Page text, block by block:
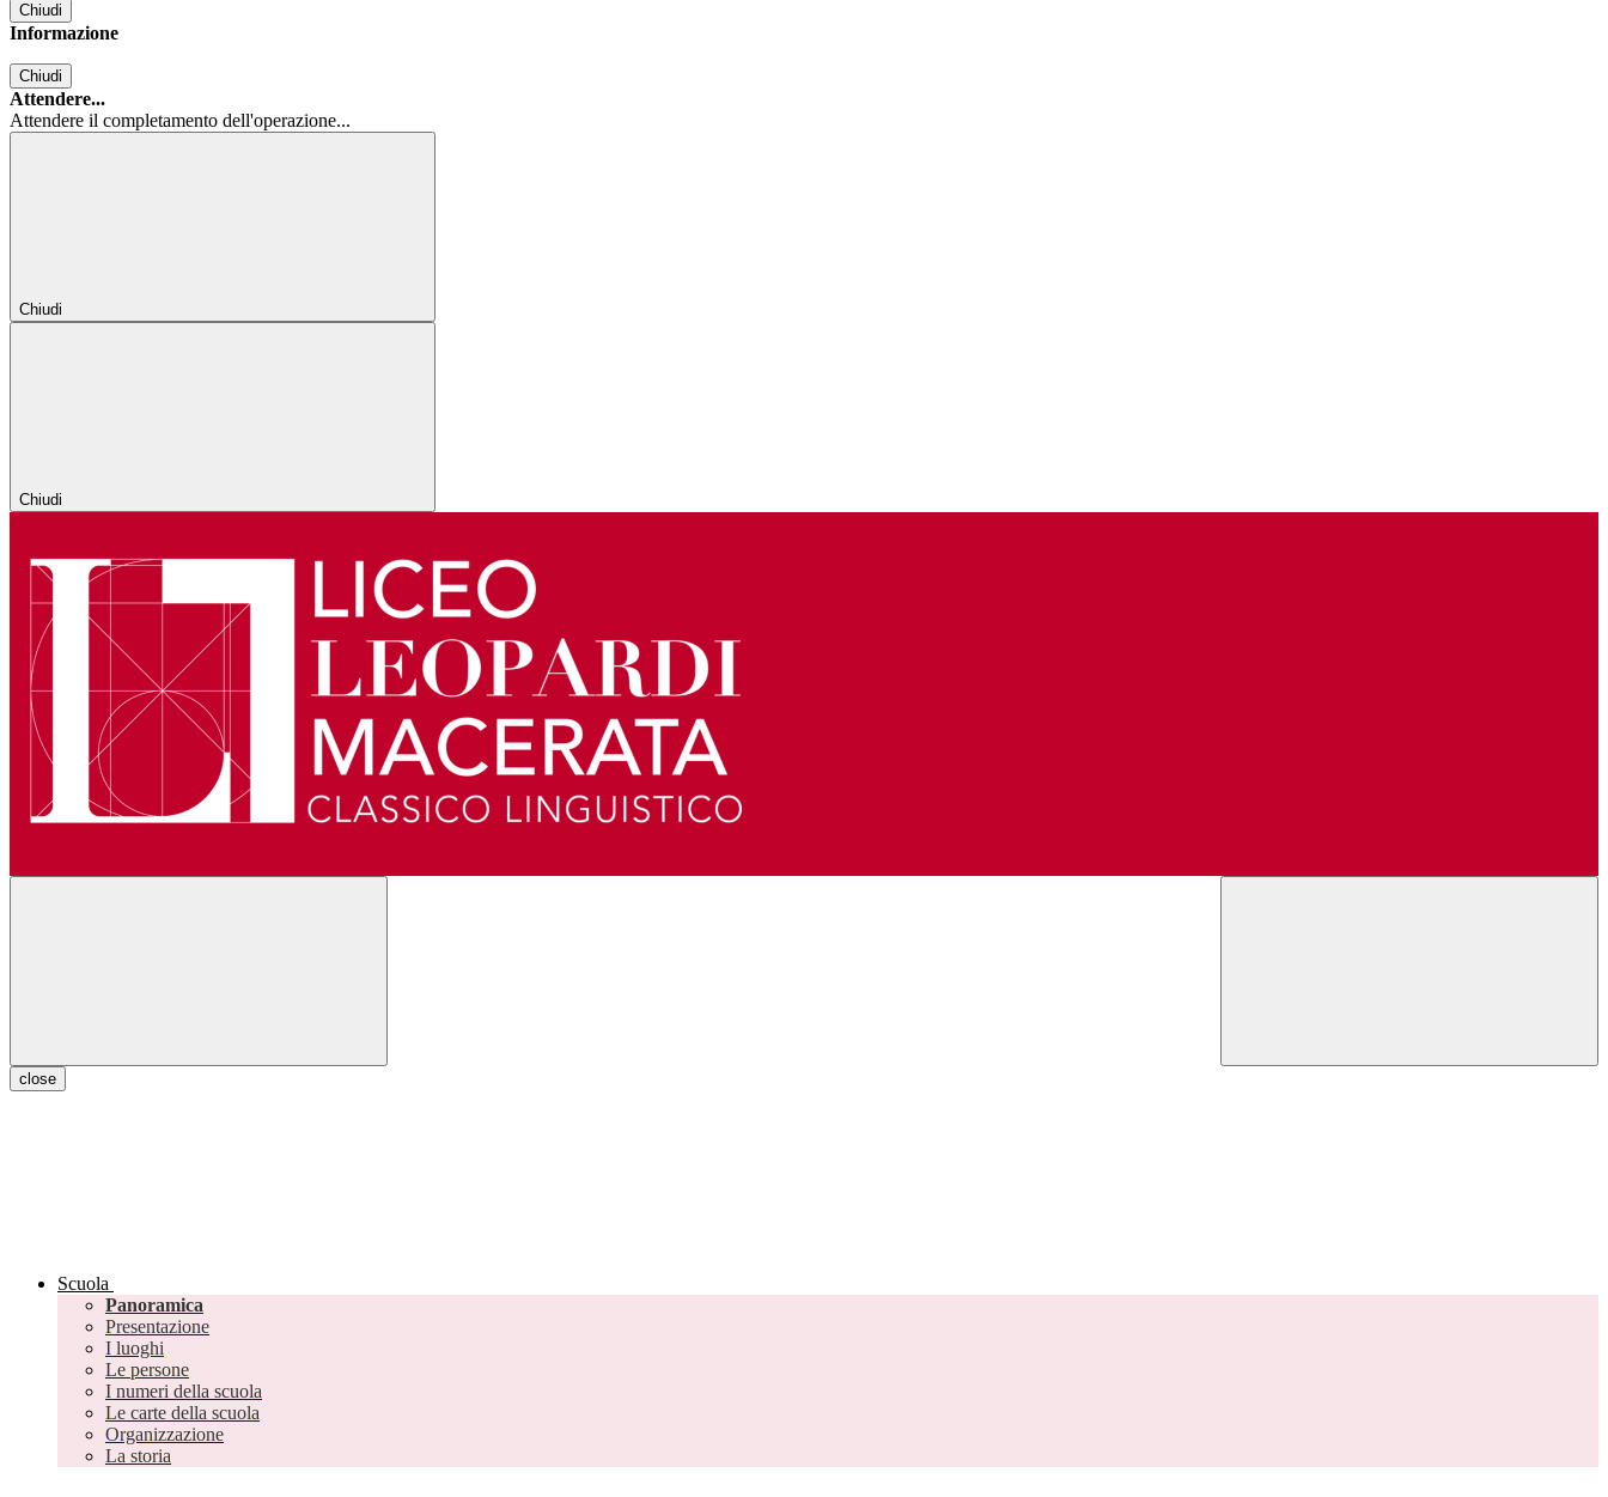
Chiudi
Informazione
Chiudi
Attendere...
Attendere il completamento dell'operazione...
Chiudi
Chiudi
close
Scuola
Panoramica
Presentazione
I luoghi
Le persone
I numeri della scuola
Le carte della scuola
Organizzazione
La storia